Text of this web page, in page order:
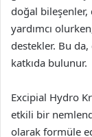
doğal
yardımcı
destekler. Bu
katkıda bulunur.
Excipial Hydro
etkili bir
olarak formüle